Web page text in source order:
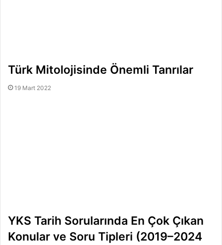
Türk Mitolojisinde Önemli Tanrılar
19 Mart 2022
YKS Tarih Sorularında En Çok Çıkan
Konular ve Soru Tipleri (2019–2024